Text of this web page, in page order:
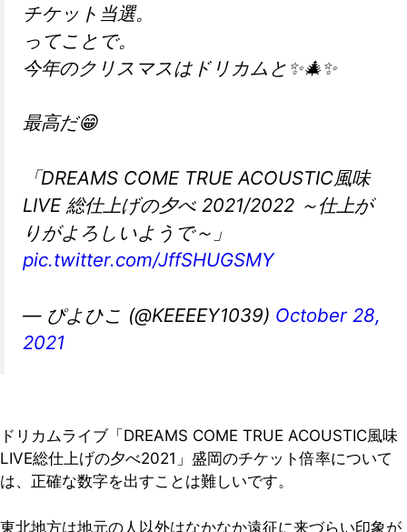
チケット当選。
ってことで。
今年のクリスマスはドリカムと✨🎄✨
最高だ😁
「DREAMS COME TRUE ACOUSTIC風味
LIVE 総仕上げの夕べ 2021/2022 ～仕上が
りがよろしいようで～」
pic.twitter.com/JffSHUGSMY
— ぴよひこ (@KEEEEY1039) October 28,
2021
ドリカムライブ「DREAMS COME TRUE ACOUSTIC風味
LIVE総仕上げの夕べ2021」盛岡のチケット倍率について
は、正確な数字を出すことは難しいです。
東北地方は地元の人以外はなかなか遠征に来づらい印象が